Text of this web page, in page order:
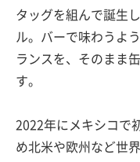
タッグを組んで誕生
ル。バーで味わうよ
ランスを、そのまま
す。
2022年にメキシコで
め北米や欧州など世